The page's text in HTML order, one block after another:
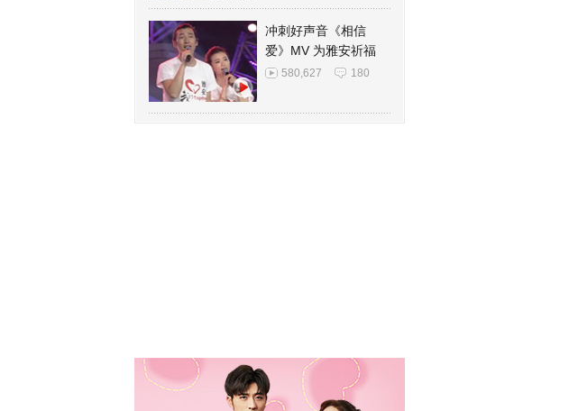
冲刺好声音《相信
爱》MV 为雅安祈福
580,627 180